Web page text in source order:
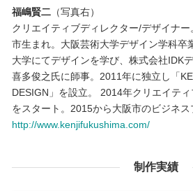
福嶋賢二（写真右）
クリエイティブディレクター/デザイナ
市生まれ。大阪芸術大学デザイン学科卒
大学にてデザインを学び、株式会社IDK
喜多俊之氏に師事。2011年に独立し「
DESIGN」を設立。 2014年クリエイティ
をスタート。2015から大阪市のビジネス
http://www.kenjifukushima.com/
制作実績